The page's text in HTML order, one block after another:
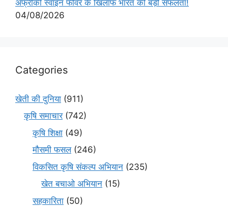
अफ्रीकी स्वाइन फीवर के खिलाफ भारत की बड़ी सफलता!
04/08/2026
Categories
खेती की दुनिया (911)
कृषि समाचार(742)
कृषि शिक्षा (49)
मौसमी फसल(246)
विकसित कृषि संकल्प अभियान (235)
खेत बचाओ अभियान (15)
सहकारिता (50)